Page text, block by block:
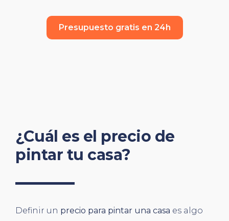
Presupuesto gratis en 24h
¿Cuál es el precio de
pintar tu casa?
Definir un precio para pintar una casa es algo